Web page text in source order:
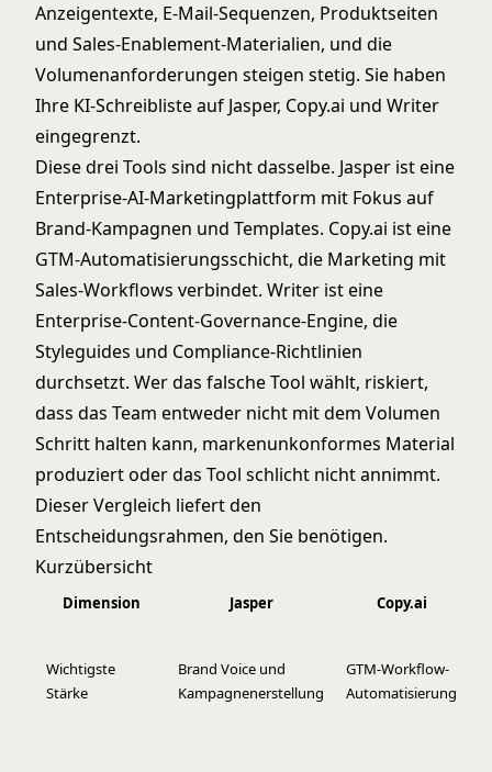
Anzeigentexte, E-Mail-Sequenzen, Produktseiten
und Sales-Enablement-Materialien, und die
Volumenanforderungen steigen stetig. Sie haben
Ihre KI-Schreibliste auf Jasper, Copy.ai und Writer
eingegrenzt.
Diese drei Tools sind nicht dasselbe. Jasper ist eine
Enterprise-AI-Marketingplattform mit Fokus auf
Brand-Kampagnen und Templates. Copy.ai ist eine
GTM-Automatisierungsschicht, die Marketing mit
Sales-Workflows verbindet. Writer ist eine
Enterprise-Content-Governance-Engine, die
Styleguides und Compliance-Richtlinien
durchsetzt. Wer das falsche Tool wählt, riskiert,
dass das Team entweder nicht mit dem Volumen
Schritt halten kann, markenunkonformes Material
produziert oder das Tool schlicht nicht annimmt.
Dieser Vergleich liefert den
Entscheidungsrahmen, den Sie benötigen.
Kurzübersicht
Dimension Jasper Copy.ai
Wichtigste
Stärke
Brand Voice und
Kampagnenerstellung
GTM-Workflow-
Automatisierung